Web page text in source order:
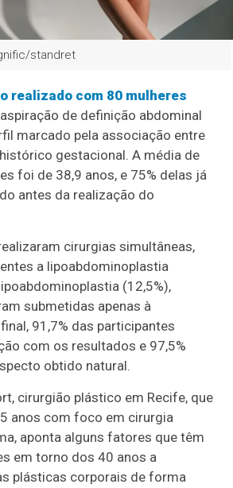
standret
realizado com 80 mulheres
de definição abdominal
marcado pela associação entre
gestacional. A média de
foi de 38,9 anos, e 75% delas já
antes da realização do
cirurgias simultâneas,
a lipoabdominoplastia
(12,5%),
submetidas apenas à
91,7% das participantes
com os resultados e 97,5%
obtido natural.
cirurgião plástico em Recife, que
anos com foco em cirurgia
aponta alguns fatores que têm
em torno dos 40 anos a
plásticas corporais de forma